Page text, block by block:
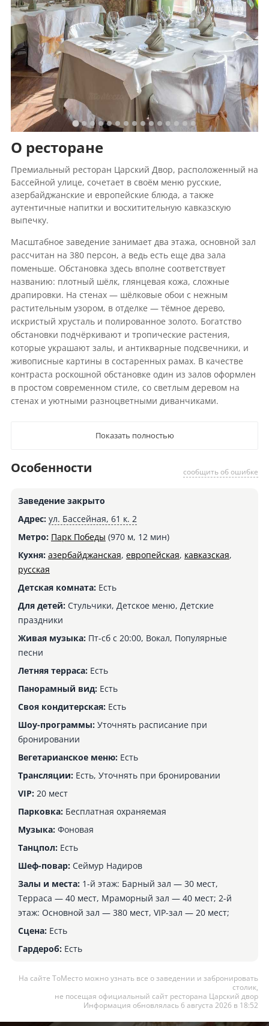
О ресторане
Премиальный ресторан Царский Двор, расположенный на
Бассейной улице, сочетает в своём меню русские,
азербайджанские и европейские блюда, а также
аутентичные напитки и восхитительную кавказскую
выпечку.
Масштабное заведение занимает два этажа, основной зал
рассчитан на 380 персон, а ведь есть еще два зала
поменьше. Обстановка здесь вполне соответствует
названию: плотный шёлк, глянцевая кожа, сложные
драпировки. На стенах — шёлковые обои с нежным
растительным узором, в отделке — тёмное дерево,
искристый хрусталь и полированное золото. Богатство
обстановки подчёркивают и тропические растения,
которые украшают залы, и антикварные подсвечники, и
живописные картины в состаренных рамах. В качестве
контраста роскошной обстановке один из залов оформлен
в простом современном стиле, со светлым деревом на
стенах и уютными разноцветными диванчиками.
Показать полностью
сообщить об ошибке
Особенности
Заведение закрыто
Адрес: ул. Бассейная, 61 к. 2
Метро: Парк Победы (970 м, 12 мин)
Кухня: азербайджанская, европейская, кавказская,
русская
Детская комната:Есть
Для детей:Стульчики, Детское меню, Детские
праздники
Живая музыка:Пт-сб с 20:00, Вокал, Популярные
песни
Летняя терраса:Есть
Панорамный вид:Есть
Своя кондитерская:Есть
Шоу-программы:Уточнять расписание при
бронировании
Вегетарианское меню:Есть
Трансляции:Есть, Уточнять при бронировании
VIP:20 мест
Парковка:Бесплатная охраняемая
Музыка:Фоновая
Танцпол:Есть
Шеф-повар:Сеймур Надиров
Залы и места:1-й этаж: Барный зал — 30 мест,
Терраса — 40 мест, Мраморный зал — 40 мест; 2-й
этаж: Основной зал — 380 мест, VIP-зал — 20 мест;
Сцена:Есть
Гардероб:Есть
На сайте ТоМесто можно узнать все о заведении и забронировать
столик,
не посещая официальный сайт ресторана Царский двор
Информация обновлялась 6 августа 2026 в 18:52